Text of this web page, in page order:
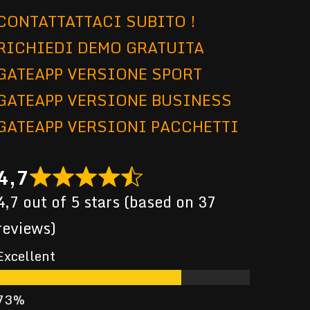
SUBITO !
DEMO GRATUITA
VERSIONE SPORT
VERSIONE BUSINESS
VERSIONI PACCHETTI
out of 5 stars (based on 37